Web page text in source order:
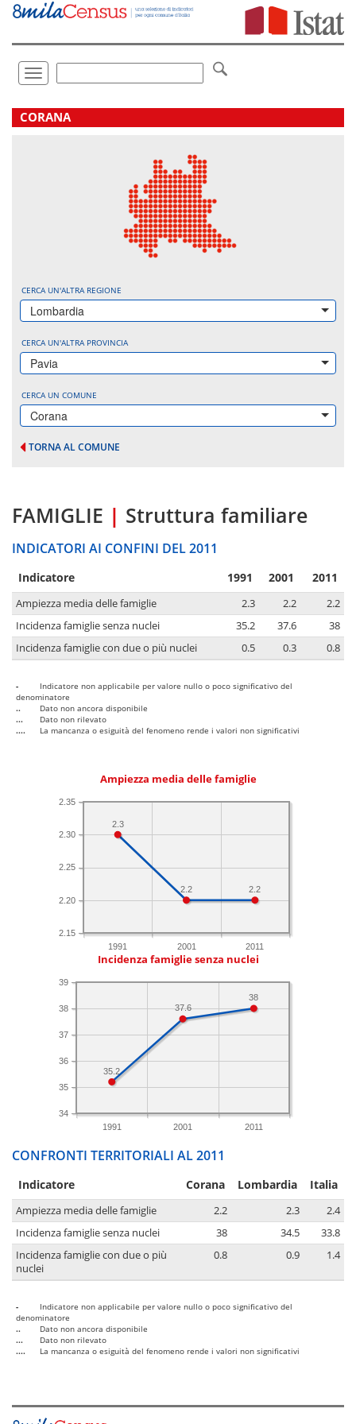
Vai
direttamente
Toggle
navigation
.
CORANA
CERCA UN'ALTRA REGIONE
Lombardia
CERCA UN'ALTRA PROVINCIA
Pavia
CERCA UN COMUNE
Corana
TORNA AL COMUNE
FAMIGLIE | Struttura familiare
INDICATORI AI CONFINI DEL 2011
Indicatore 1991 2001 2011
Ampiezza media delle famiglie 2.3 2.2
2.2
Incidenza famiglie senza nuclei
35.2 37.6
38
Incidenza famiglie con due o più nuclei
0.5 0.3 0.8
-
Indicatore non applicabile per valore nullo o poco significativo del
denominatore
..
Dato non ancora disponibile
...
Dato non rilevato
....
La mancanza o esiguità del fenomeno rende i valori non significativi
Ampiezza media delle famiglie
1991 2001 2011
2.15
2.20
2.25
2.30
2.35
2.2
2.2
2.3
Incidenza famiglie senza nuclei
1991 2001 2011
34
35
36
37
38
39
38
37.6
35.2
CONFRONTI TERRITORIALI AL 2011
Indicatore Corana Lombardia Italia
Ampiezza media delle famiglie 2.2 2.3
2.4
Incidenza famiglie senza nuclei
38 34.5
33.8
Incidenza famiglie con due o più
nuclei
0.8 0.9 1.4
-
Indicatore non applicabile per valore nullo o poco significativo del
denominatore
..
Dato non ancora disponibile
...
Dato non rilevato
....
La mancanza o esiguità del fenomeno rende i valori non significativi